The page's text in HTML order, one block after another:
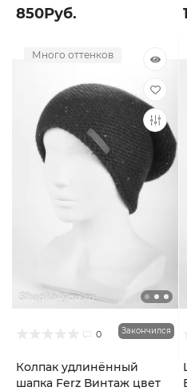
850Руб.
Много оттенков
0 Закончился
Колпак удлинённый
шапка Ferz Винтаж цвет